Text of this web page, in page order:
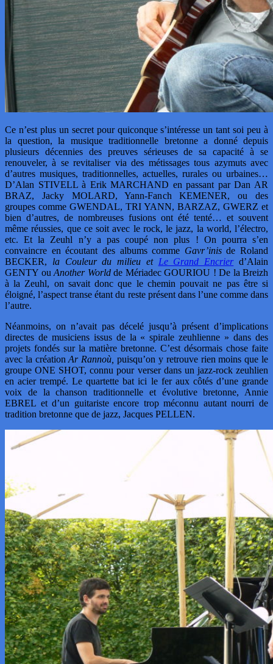
Ce n’est plus un secret pour quiconque s’intéresse un tant soi peu à
la question, la musique traditionnelle bretonne a donné depuis
plusieurs décennies des preuves sérieuses de sa capacité à se
renouveler, à se revitaliser via des métissages tous azymuts avec
d’autres musiques, traditionnelles, actuelles, rurales ou urbaines…
D’Alan STIVELL à Erik MARCHAND en passant par Dan AR
BRAZ, Jacky MOLARD, Yann-Fanch KEMENER, ou des
groupes comme GWENDAL, TRI YANN, BARZAZ, GWERZ et
bien d’autres, de nombreuses fusions ont été tenté… et souvent
même réussies, que ce soit avec le rock, le jazz, la world, l’électro,
etc. Et la Zeuhl n’y a pas coupé non plus ! On pourra s’en
convaincre en écoutant des albums comme Gavr’inisde Roland
BECKER, la Couleur du milieu et Le Grand Encrierd’Alain
GENTY ou Another Worldde Mériadec GOURIOU ! De la Breizh
à la Zeuhl, on savait donc que le chemin pouvait ne pas être si
éloigné, l’aspect transe étant du reste présent dans l’une comme dans
l’autre.
Néanmoins, on n’avait pas décelé jusqu’à présent d’implications
directes de musiciens issus de la « spirale zeuhlienne » dans des
projets fondés sur la matière bretonne. C’est désormais chose faite
avec la créationAr Rannoù, puisqu’on y retrouve rien moins que le
groupe ONE SHOT, connu pour verser dans un jazz-rock zeuhlien
en acier trempé. Le quartette bat ici le fer aux côtés d’une grande
voix de la chanson traditionnelle et évolutive bretonne, Annie
EBREL et d’un guitariste encore trop méconnu autant nourri de
tradition bretonne que de jazz, Jacques PELLEN.